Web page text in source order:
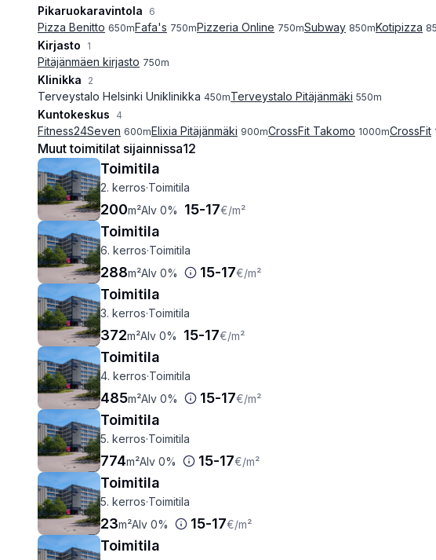
Pikaruokaravintola 6
Pizza Benitto 650mFafa's 750mPizzeria Online 750mSubway 850mKotipizza
Kirjasto 1
Pitäjänmäen kirjasto 750m
Klinikka 2
Terveystalo Helsinki Uniklinikka 450mTerveystalo Pitäjänmäki 550m
Kuntokeskus 4
Fitness24Seven 600mElixia Pitäjänmäki 900mCrossFit Takomo 1000mCrossFit
Muut toimitilat sijainnissa12
Toimitila
2. kerros·Toimitila
200m²Alv 0% 15-17€/m²
Toimitila
6. kerros·Toimitila
288m²Alv 0% 15-17€/m²
Toimitila
3. kerros·Toimitila
372m²Alv 0% 15-17€/m²
Toimitila
4. kerros·Toimitila
485m²Alv 0% 15-17€/m²
Toimitila
5. kerros·Toimitila
774m²Alv 0% 15-17€/m²
Toimitila
5. kerros·Toimitila
23m²Alv 0% 15-17€/m²
Toimitila